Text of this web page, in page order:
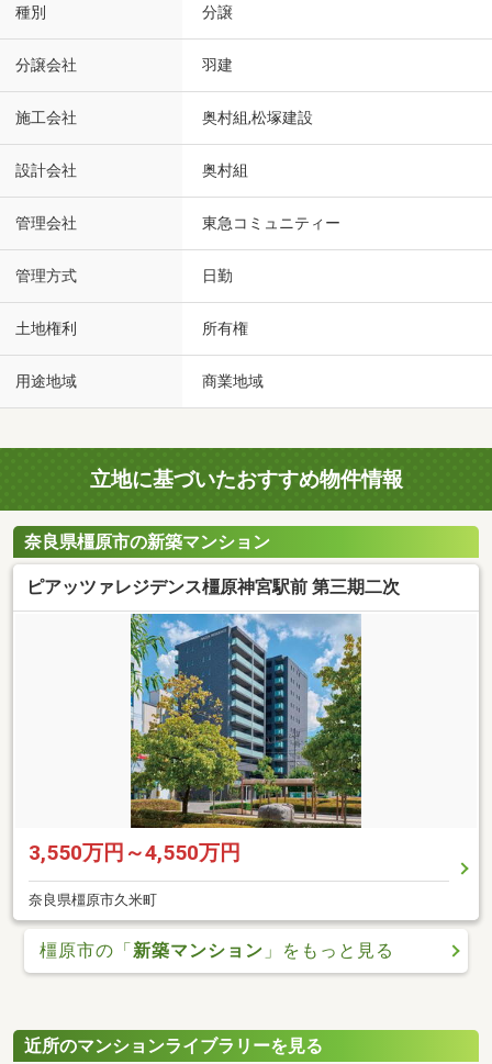
種別 分譲
分譲会社 羽建
施工会社 奥村組,松塚建設
設計会社 奥村組
管理会社 東急コミュニティー
管理方式 日勤
土地権利 所有権
用途地域 商業地域
立地に基づいたおすすめ物件情報
奈良県橿原市の新築マンション
ピアッツァレジデンス橿原神宮駅前 第三期二次
3,550万円～4,550万円
奈良県橿原市久米町
橿原市の「 新築マンション 」をもっと見る
近所のマンションライブラリーを見る